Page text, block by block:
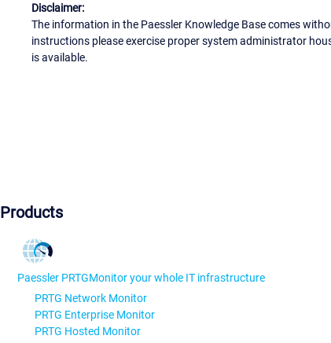
Disclaimer:
The information in the Paessler Knowledge Base comes
instructions please exercise proper system administrator
is available.
Products
Paessler PRTGMonitor your whole IT infrastructure
PRTG Network Monitor
PRTG Enterprise Monitor
PRTG Hosted Monitor